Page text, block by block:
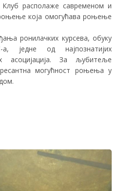
располаже савременом и
која омогућава роњење
ронилачких курсева, обуку
једне од најпознатијих
асоцијација. За љубитеље
могућност роњења у